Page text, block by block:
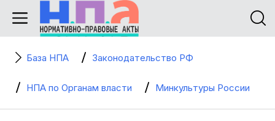
База НПА Законодательство РФ
НПА по Органам власти Минкультуры России